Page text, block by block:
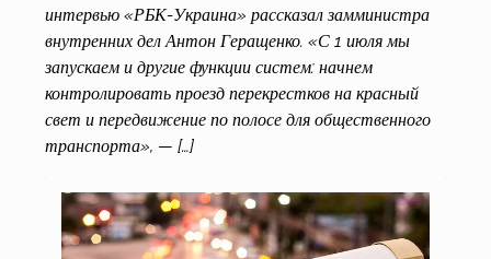
интервью «РБК-Украина» рассказал замминистра
внутренних дел Антон Геращенко. «С 1 июля мы
запускаем и другие функции систем: начнем
контролировать проезд перекрестков на красный
свет и передвижение по полосе для общественного
транспорта», — […]